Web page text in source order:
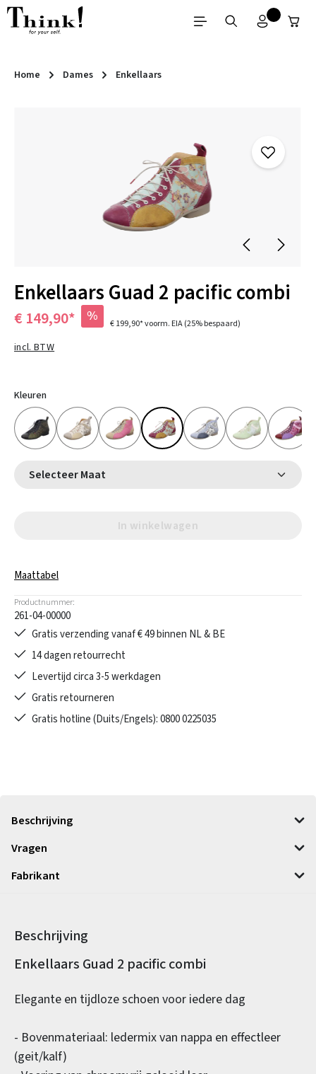
Ga naar de hoofdinhoud
Home Dames Enkellaars
Enkellaars Guad 2 pacific combi
€ 149,90* % € 199,90*voorm. EIA(25% bespaard)
incl. BTW
Kleuren
Selecteer Maat
In winkelwagen
Maattabel
Productnummer:
261-04-00000
Gratis verzending vanaf € 49 binnen NL & BE
14 dagen retourrecht
Levertijd circa 3-5 werkdagen
Gratis retourneren
Gratis hotline (Duits/Engels): 0800 0225035
Beschrijving
Vragen
Fabrikant
Beschrijving
Productinformatie
Enkellaars Guad 2 pacific combi
Elegante en tijdloze schoen voor iedere dag
- Bovenmateriaal: ledermix van nappa en effectleer
(geit/kalf)